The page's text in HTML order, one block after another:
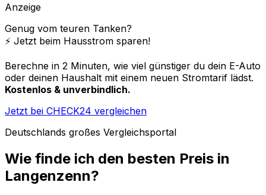
Anzeige
Genug vom teuren Tanken?
⚡️ Jetzt beim Hausstrom sparen!
Berechne in 2 Minuten, wie viel günstiger du dein E-Auto
oder deinen Haushalt mit einem neuen Stromtarif lädst.
Kostenlos & unverbindlich.
Jetzt bei CHECK24 vergleichen
Deutschlands großes Vergleichsportal
Wie finde ich den besten Preis in
Langenzenn?